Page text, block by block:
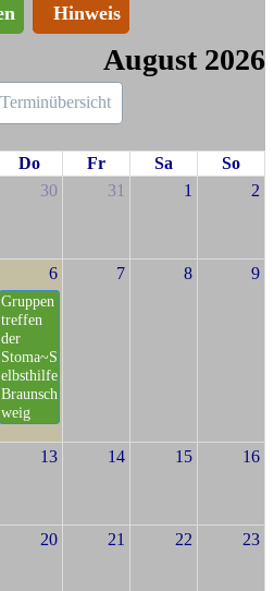
Hinweis
August 2026
Terminübersicht
Do Fr Sa
So
30 31 1 2
6
Gruppen
treffen
der
Stoma~S
elbsthilfe
Braunsch
weig
7 8 9
13 14 15 16
20 21 22 23